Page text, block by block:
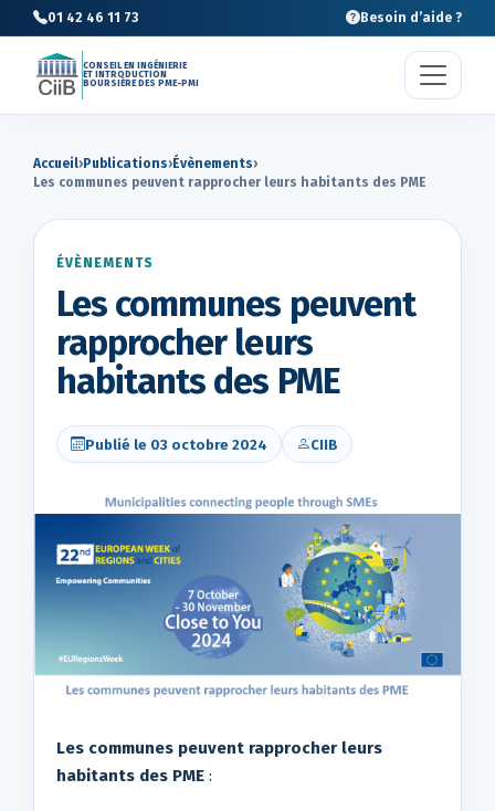
01 42 46 11 73 Besoin d’aide ?
CONSEIL EN INGÉNIERIE
ET INTRODUCTION
BOURSIÈRE DES PME-PMI
Accueil› Publications› Évènements›
Les communes peuvent rapprocher leurs habitants des PME
ÉVÈNEMENTS
Les communes peuvent
rapprocher leurs
habitants des PME
Publié le 03 octobre 2024 CIIB
Les communes peuvent rapprocher leurs
habitants des PME :